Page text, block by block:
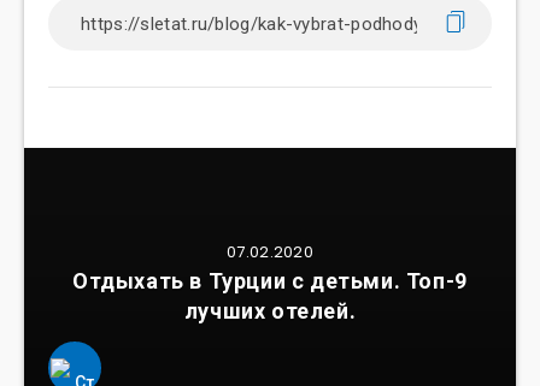
07.02.2020
Отдыхать в Турции с детьми. Топ-9
лучших отелей.